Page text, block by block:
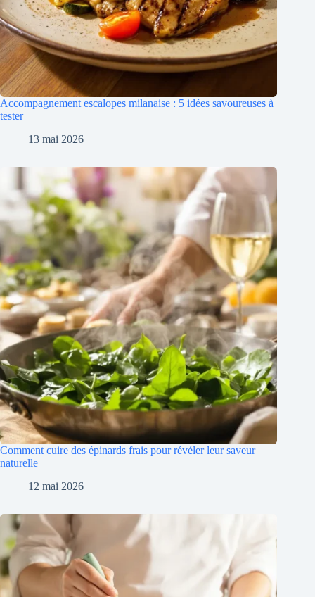
Accompagnement escalopes milanaise : 5 idées savoureuses à
tester
13 mai 2026
Comment cuire des épinards frais pour révéler leur saveur
naturelle
12 mai 2026